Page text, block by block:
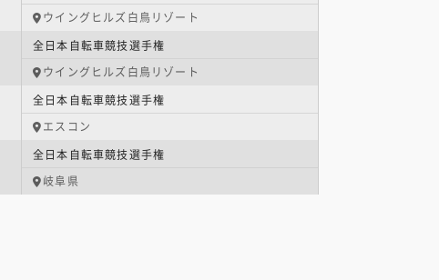
ウイングヒルズ白鳥リゾート
全日本自転車競技選手権
ウイングヒルズ白鳥リゾート
全日本自転車競技選手権
エスコン
全日本自転車競技選手権
岐阜県